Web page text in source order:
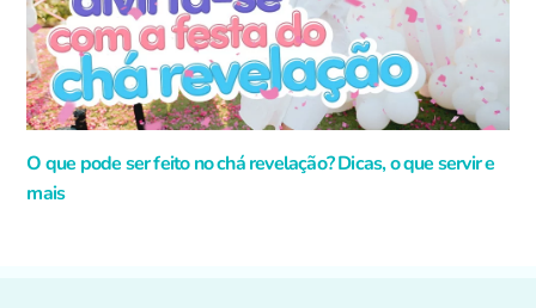
O que pode ser feito no chá revelação? Dicas, o que servir e
mais